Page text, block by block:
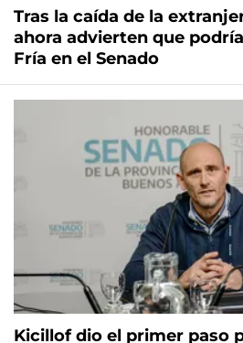
Tras la caída de la
ahora advierten que
Fría en el Senado
Kicillof dio el primer paso